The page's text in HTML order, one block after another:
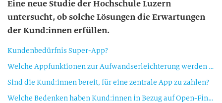
Eine neue Studie der Hochschule Luzern
untersucht, ob solche Lösungen die Erwartungen
der Kund:innen erfüllen.
Kundenbedürfnis Super-App?
Welche Appfunktionen zur Aufwandserleichterung werden als am nützlichsten betrachtet?
Sind die Kund:innen bereit, für eine zentrale App zu zahlen?
Welche Bedenken haben Kund:innen in Bezug auf Open-Finance-Lösungen?